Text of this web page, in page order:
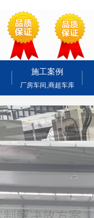
施工案例
厂房车间,商超车库